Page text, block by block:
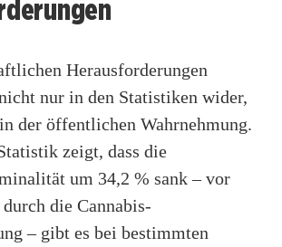
Herausforderungen
nur in den Statistiken wider,
der öffentlichen Wahrnehmung.
zeigt, dass die
um 34,2 % sank – vor
die Cannabis-
– gibt es bei bestimmten